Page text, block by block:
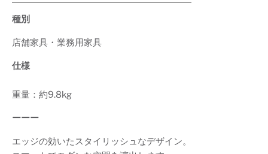
種別
店舗家具・業務用家具
仕様
重量：約9.8kg
ーーー
エッジの効いたスタイリッシュなデザイン。